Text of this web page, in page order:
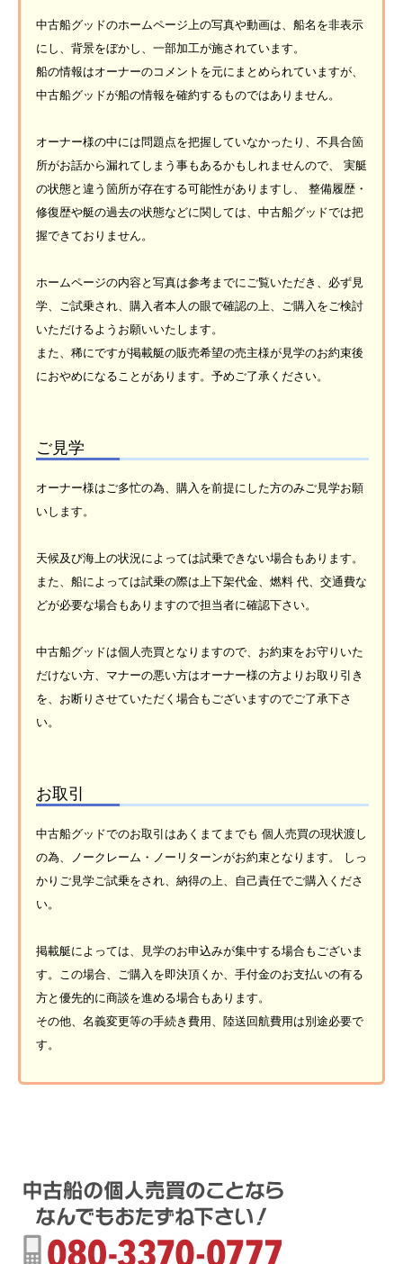
中古船グッドのホームページ上の写真や動画は、船名を非表示
にし、背景をぼかし、一部加工が施されています。
船の情報はオーナーのコメントを元にまとめられていますが、
中古船グッドが船の情報を確約するものではありません。
オーナー様の中には問題点を把握していなかったり、不具合箇
所がお話から漏れてしまう事もあるかもしれませんので、 実艇
の状態と違う箇所が存在する可能性がありますし、 整備履歴・
修復歴や艇の過去の状態などに関しては、中古船グッドでは把
握できておりません。
ホームページの内容と写真は参考までにご覧いただき、必ず見
学、ご試乗され、購入者本人の眼で確認の上、ご購入をご検討
いただけるようお願いいたします。
また、稀にですが掲載艇の販売希望の売主様が見学のお約束後
におやめになることがあります。予めご了承ください。
ご見学
オーナー様はご多忙の為、購入を前提にした方のみご見学お願
いします。
天候及び海上の状況によっては試乗できない場合もあります。
また、船によっては試乗の際は上下架代金、燃料 代、交通費な
どが必要な場合もありますので担当者に確認下さい。
中古船グッドは個人売買となりますので、お約束をお守りいた
だけない方、マナーの悪い方はオーナー様の方よりお取り引き
を、お断りさせていただく場合もございますのでご了承下さ
い。
お取引
中古船グッドでのお取引はあくまてまでも 個人売買の現状渡し
の為、ノークレーム・ノーリターンがお約束となります。 しっ
かりご見学ご試乗をされ、納得の上、自己責任でご購入くださ
い。
掲載艇によっては、見学のお申込みが集中する場合もございま
す。この場合、ご購入を即決頂くか、手付金のお支払いの有る
方と優先的に商談を進める場合もあります。
その他、名義変更等の手続き費用、陸送回航費用は別途必要で
す。